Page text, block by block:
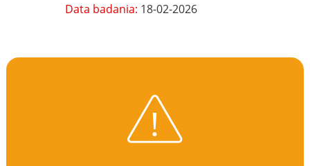
Data badania: 18-02-2026